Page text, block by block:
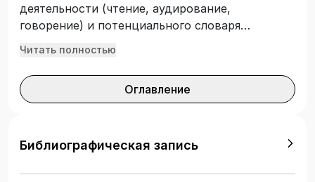
деятельности (чтение, аудирование,
говорение) и потенциального словаря
студентов. Рассчитан на 180 часов аудиторной
и на 120 часов — для изучавших его в средней
школе. В новом издании обновлен текстовой
Читать полностью
Оглавление
Библиографическая запись